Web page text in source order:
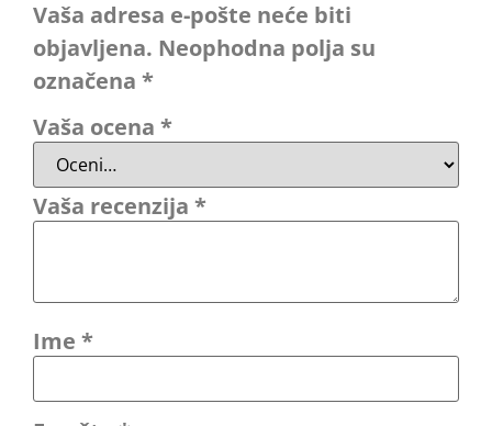
Vaša adresa e-pošte neće biti
objavljena. Neophodna polja su
označena *
Vaša ocena *
Vaša recenzija *
Ime *